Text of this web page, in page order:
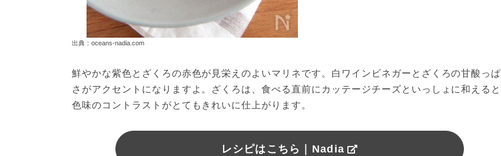
出典：oceans-nadia.com
鮮やかな紫色とざくろの赤色が見栄えのよいマリネです。白ワインビネガーとざくろの甘酸っぱ
さがアクセントになりますよ。ざくろは、食べる直前にカッテージチーズといっしょに和えると
色味のコントラストがとてもきれいに仕上がります。
レシピはこちら｜Nadia